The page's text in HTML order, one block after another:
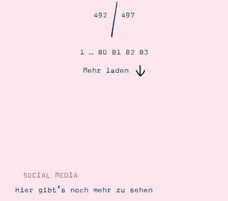
492/497
1 … 80 81 82 83
Mehr laden
SOCIAL MEDIA
Hier gibt’s noch mehr zu sehen